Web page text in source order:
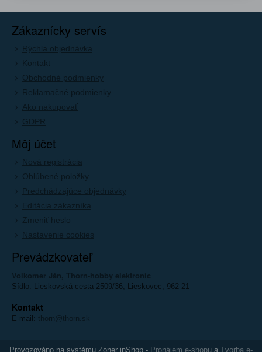
Zákaznícky servís
Rýchla objednávka
Kontakt
Obchodné podmienky
Reklamačné podmienky
Ako nakupovať
GDPR
Môj účet
Nová registrácia
Oblúbené položky
Predchádzajúce objednávky
Editácia zákazníka
Zmeniť heslo
Nastavenie cookies
Prevádzkovateľ
Volkomer Ján, Thorn-hobby elektronic
Sídlo: Lieskovská cesta 2509/36, Lieskovec, 962 21
Kontakt
E-mail: thorn@thorn.sk
Provozováno na systému Zoner inShop - Pronájem e-shopu a Tvorba e-